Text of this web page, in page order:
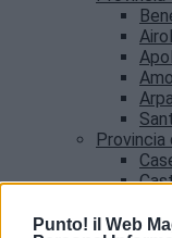
Punto! il Web
Provincia
Provincia